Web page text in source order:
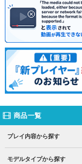
商品一覧
プレイ内容から探す
モデルタイプから探す